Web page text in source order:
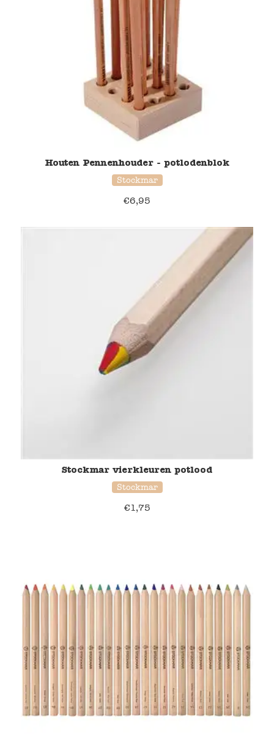
Houten Pennenhouder - potlodenblok
Stockmar
€6,95
Stockmar vierkleuren potlood
Stockmar
€1,75